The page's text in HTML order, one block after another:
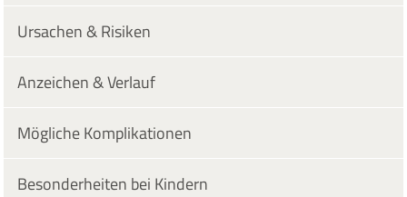
Ursachen & Risiken
Anzeichen & Verlauf
Mögliche Komplikationen
Besonderheiten bei Kindern